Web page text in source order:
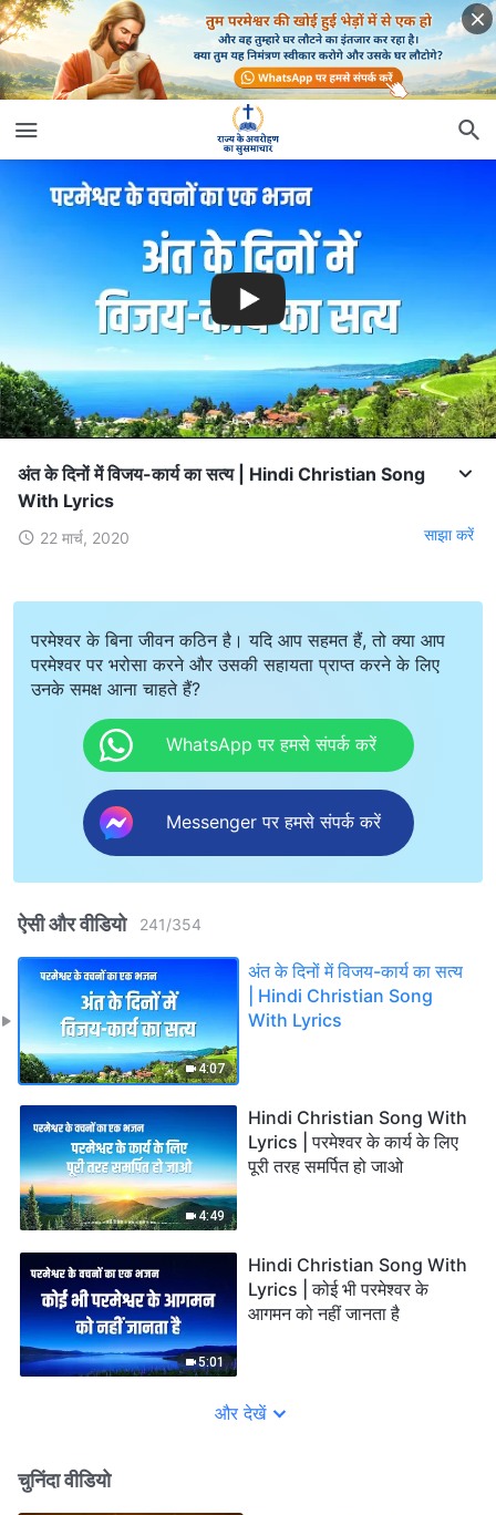
अंत के दिनों में विजय-कार्य का सत्य | Hindi Christian Song
With Lyrics
22 मार्च, 2020 साझा करें
परमेश्वर के बिना जीवन कठिन है। यदि आप सहमत हैं, तो क्या आप
परमेश्वर पर भरोसा करने और उसकी सहायता प्राप्त करने के लिए
उनके समक्ष आना चाहते हैं?
WhatsApp पर हमसे संपर्क करें
Messenger पर हमसे संपर्क करें
ऐसी और वीडियो 241/354
4:07
अंत के दिनों में विजय-कार्य का सत्य
| Hindi Christian Song
With Lyrics
4:49
Hindi Christian Song With
Lyrics | परमेश्वर के कार्य के लिए
पूरी तरह समर्पित हो जाओ
5:01
Hindi Christian Song With
Lyrics | कोई भी परमेश्वर के
आगमन को नहीं जानता है
और देखें
चुनिंदा वीडियो